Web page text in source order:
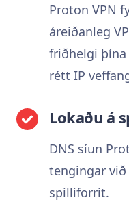
Proton VPN
áreiðanleg
friðhelgi þína
rétt IP
Lokaðu á
DNS síun
tengingar
spilliforrit.